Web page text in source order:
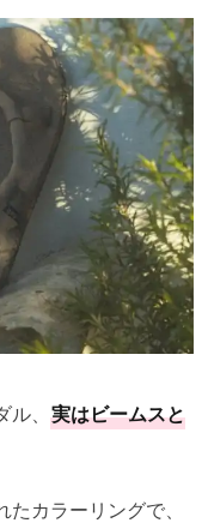
、 実はビームスと
カラーリングで、